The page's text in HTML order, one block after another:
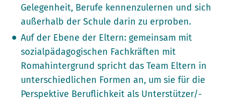
Gelegenheit, Berufe kennenzulernen und sich
außerhalb der Schule darin zu erproben.
Auf der Ebene der Eltern: gemeinsam mit
sozialpädagogischen Fachkräften mit
Romahintergrund spricht das Team Eltern in
unterschiedlichen Formen an, um sie für die
Perspektive Beruflichkeit als Unterstützer/-